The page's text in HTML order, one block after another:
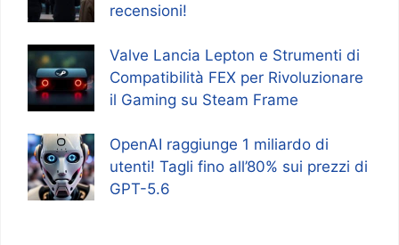
recensioni!
Valve Lancia Lepton e Strumenti di
Compatibilità FEX per Rivoluzionare
il Gaming su Steam Frame
OpenAI raggiunge 1 miliardo di
utenti! Tagli fino all’80% sui prezzi di
GPT-5.6